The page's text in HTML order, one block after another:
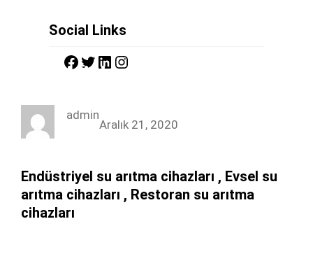
Social Links
F
e
o
T
t
r
L
k
t
r
admin
Aralık 21, 2020
Endüstriyel su arıtma cihazları , Evsel su
arıtma cihazları , Restoran su arıtma
cihazları